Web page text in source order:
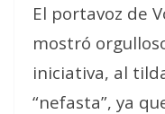
El portavoz de
mostró
iniciativa, al
“nefasta”, ya